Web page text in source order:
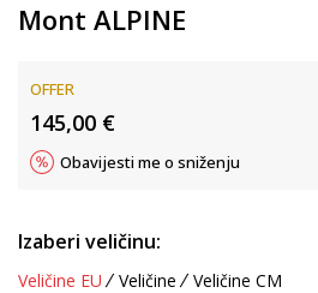
Mont ALPINE
OFFER
145,00 €
Obavijesti me o sniženju
Izaberi veličinu:
Veličine EU Veličine Veličine CM